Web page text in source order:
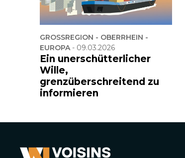
GROSSREGION - OBERRHEIN -
EUROPA- 09.03.2026
Ein unerschütterlicher
Wille,
grenzüberschreitend zu
informieren